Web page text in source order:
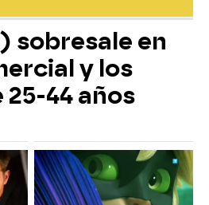
sobresale en
y los
44 años